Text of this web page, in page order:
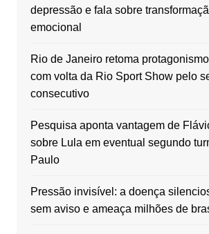
depressão e fala sobre
emocional
Rio de Janeiro retoma
com volta da Rio Sport Show pelo
consecutivo
Pesquisa aponta vantagem de
sobre Lula em eventual segundo
Paulo
Pressão invisível: a doença
sem aviso e ameaça milhões de